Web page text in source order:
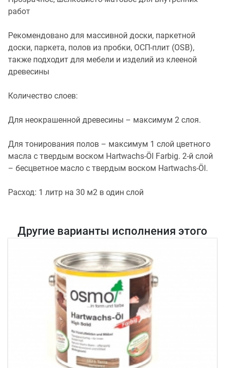
работ
Рекомендовано для массивной доски, паркетной
доски, паркета, полов из пробки, ОСП-плит (OSB),
также подходит для мебели и изделий из клееной
древесины
Количество слоев:
Для неокрашенной древесины – максимум 2 слоя.
Для тонирования полов – максимум 1 слой цветного
масла с твердым воском Hartwachs-Öl Farbig. 2-й слой
– бесцветное масло с твердым воском Hartwachs-Öl.
Расход: 1 литр на 30 м2 в один слой
Другие варианты исполнения этого